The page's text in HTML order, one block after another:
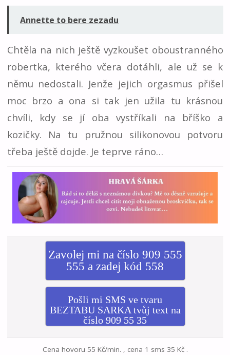
Annette to bere zezadu
Chtěla na nich ještě vyzkoušet oboustranného
robertka, kterého včera dotáhli, ale už se k
němu nedostali. Jenže jejich orgasmus přišel
moc brzo a ona si tak jen užila tu krásnou
chvíli, kdy se jí oba vystříkali na bříško a
kozičky. Na tu pružnou silikonovou potvoru
třeba ještě dojde. Je teprve ráno…
Zavolej mi na číslo 909 555
555 a zadej kód 558
Pošli mi SMS ve tvaru
BEZTABU SARKA tvůj text na
číslo 909 55 35
Cena hovoru 55 Kč/min. , cena 1 sms 35 Kč .